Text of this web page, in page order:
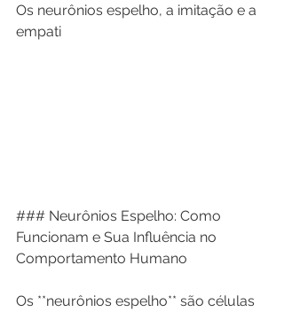
Os neurônios espelho, a imitação e a
empati
### Neurônios Espelho: Como
Funcionam e Sua Influência no
Comportamento Humano
Os **neurônios espelho** são células